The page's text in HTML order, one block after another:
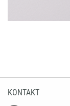
KONTAKT